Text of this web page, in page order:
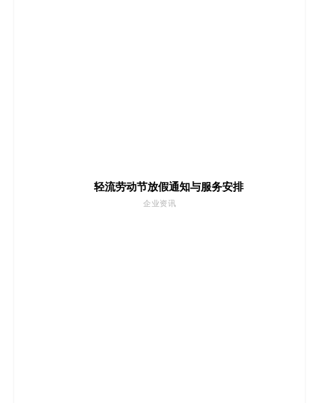
轻流劳动节放假通知与服务安排
企业资讯